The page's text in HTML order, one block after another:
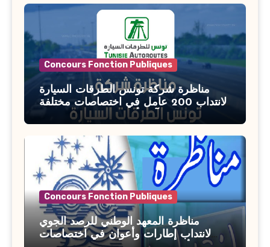
Concours Fonction Publiques
مناظرة شركة تونس الطرقات السيارة
لانتداب 200 عامل في اختصاصات مختلفة
آخر أجل : 21 جويلية 2026
Concours Fonction Publiques
مناظرة المعهد الوطني للرصد الجوي
لانتداب إطارات وأعوان في اختصاصات